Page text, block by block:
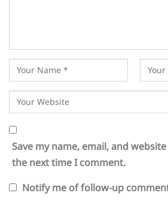
Save my name, email, and
the next time I comment.
Notify me of follow-up